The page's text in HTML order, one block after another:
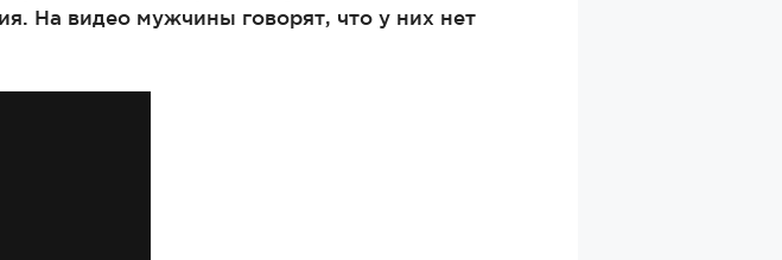
На видео мужчины говорят, что у них нет